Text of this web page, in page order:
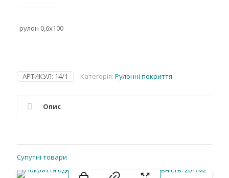
рулон 0,6х100
АРТИКУЛ: 14/1 Категорія: Рулонні покриття
Опис
Супутні товари